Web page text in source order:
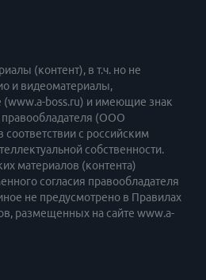
направления по
Автомир
директора
Член правления «Союза
МКЦ, ГК РОЛЬФ
наглядно проблемы и
в нынешней ситуации.
утрата согласованного
(контент), в т.ч. но не
и видеоматериалы,
(www.a-boss.ru) и имеющие знак
правообладателя (ООО
с российским
собственности.
материалов (контента)
согласия правообладателя
не предусмотрено в Правилах
размещенных на сайте www.a-